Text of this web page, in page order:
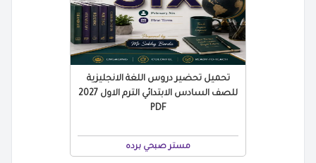
تحميل تحضير دروس اللغة الانجليزية
للصف السادس الابتدائي الترم الاول 2027
PDF
مستر صبحي برده